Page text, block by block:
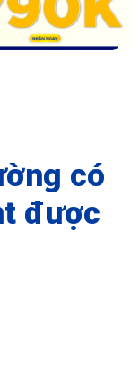
có
được